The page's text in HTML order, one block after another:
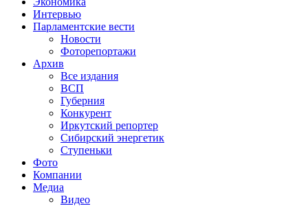
Интервью
Парламентские вести
Новости
Фоторепортажи
Архив
Все издания
ВСП
Губерния
Конкурент
Иркутский репортер
Сибирский энергетик
Ступеньки
Фото
Компании
Медиа
Видео